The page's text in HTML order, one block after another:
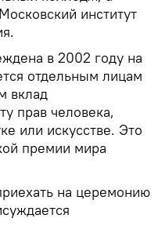
институт
в 2002 году на
отдельным лицам
вклад
прав человека,
или искусстве. Это
премии мира
на церемонию